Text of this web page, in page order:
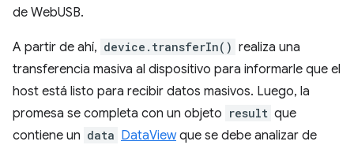
de WebUSB.
A partir de ahí, device.transferIn() realiza una
transferencia masiva al dispositivo para informarle que el
host está listo para recibir datos masivos. Luego, la
promesa se completa con un objeto result que
contiene un data DataViewque se debe analizar de